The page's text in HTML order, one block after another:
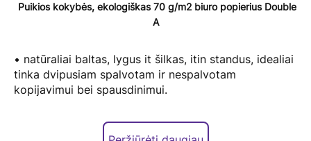
Puikios kokybės, ekologiškas 70 g/m2 biuro popierius Double
A
• natūraliai baltas, lygus it šilkas, itin standus, idealiai
tinka dvipusiam spalvotam ir nespalvotam
kopijavimui bei spausdinimui.
• glotnus popieriaus paviršius lėtina biuro technikos